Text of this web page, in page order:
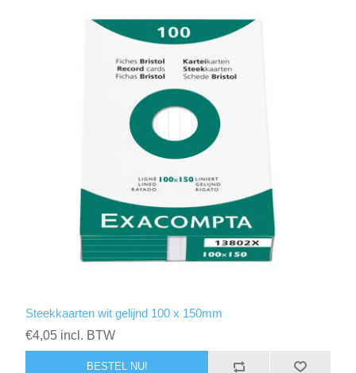
Steekkaarten wit gelijnd 100 x 150mm
€4,05 incl. BTW